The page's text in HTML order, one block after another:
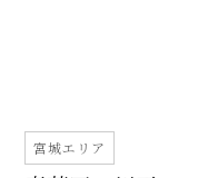
宮城エリア